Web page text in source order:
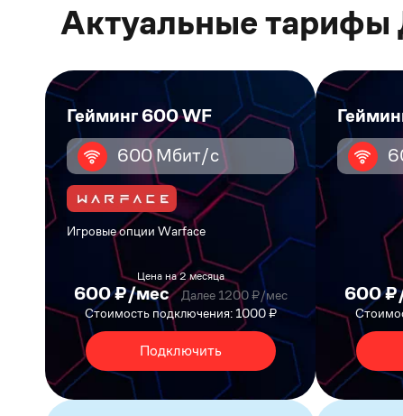
Актуальные
Гейминг 600 WF
600 Мбит/с
Игровые опции Warface
Цена на 2 месяца
600 ₽/мес
Далее 1200 ₽/мес
Стоимость подключения: 1000 ₽
Подключить
600